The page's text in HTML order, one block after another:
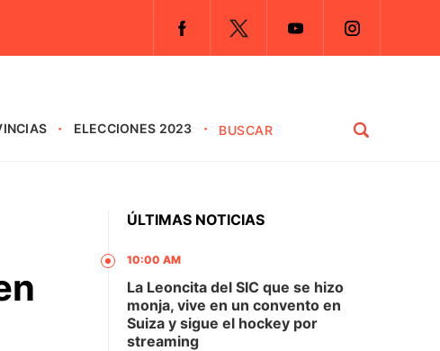
ELECCIONES 2023
ÚLTIMAS NOTICIAS
10:00 AM
La Leoncita del SIC que se hizo
monja, vive en un convento en
Suiza y sigue el hockey por
streaming